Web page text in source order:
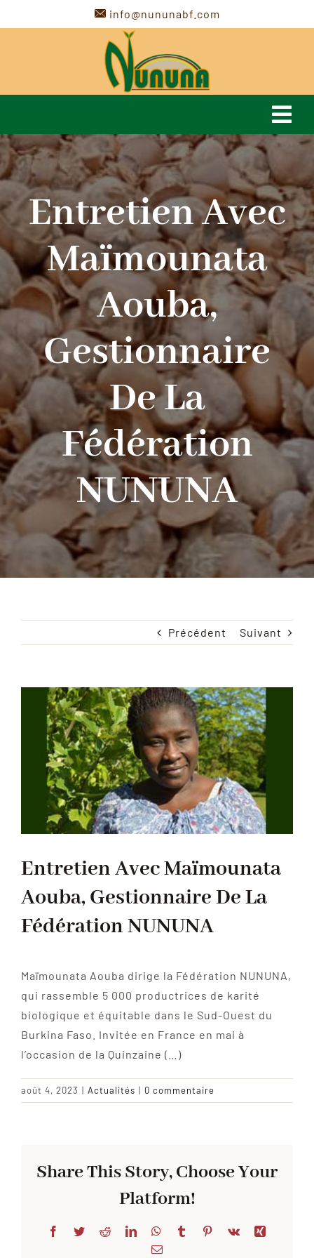
au
info@nununabf.com
à
Accueil
Presentation
Actualités
Nos Produits
Nos services
Contact
EN
Entretien Avec
Maïmounata
Aouba,
Gestionnaire
De La
Fédération
NUNUNA
Précédent Suivant
l'image
agrandie
Entretien Avec Maïmounata
Aouba, Gestionnaire De La
Fédération NUNUNA
Maïmounata Aouba dirige la Fédération NUNUNA,
qui rassemble 5 000 productrices de karité
biologique et équitable dans le Sud-Ouest du
Burkina Faso. Invitée en France en mai à
l’occasion de la Quinzaine (…)
août 4, 2023 | Actualités | 0 commentaire
Share This Story, Choose Your
Platform!
Facebook
TwitterReddit LinkedInWhatsApp
TumblrPinterest
Vk
Email